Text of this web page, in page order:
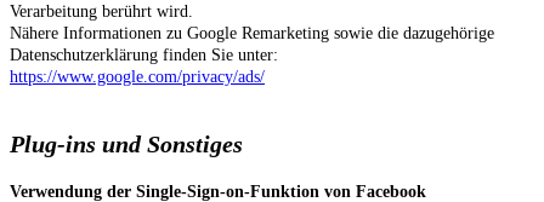
Verarbeitung berührt wird.
Nähere Informationen zu Google Remarketing sowie die dazugehörige
Datenschutzerklärung finden Sie unter:
https://www.google.com/privacy/ads/
Plug-ins und Sonstiges
Verwendung der Single-Sign-on-Funktion von Facebook